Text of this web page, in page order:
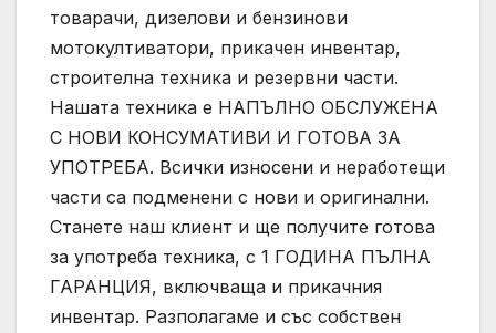
товарачи, дизелови и бензинови
мотокултиватори, прикачен инвентар,
строителна техника и резервни части.
Нашата техника е НАПЪЛНО ОБСЛУЖЕНА
С НОВИ КОНСУМАТИВИ И ГОТОВА ЗА
УПОТРЕБА. Всички износени и неработещи
части са подменени с нови и оригинални.
Станете наш клиент и ще получите готова
за употреба техника, с 1 ГОДИНА ПЪЛНА
ГАРАНЦИЯ, включваща и прикачния
инвентар. Разполагаме и със собствен